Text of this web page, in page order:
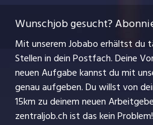
Freelance Jobs
Praktika
Lehrstellen
Ferienjobs
Nutzungsbedingungen
Impressum
jobbasel.ch
jobbern.ch
jobmittelland.ch
Wunschjob gesucht?
Mit unserem Jobabo erhältst du
Stellen in dein Postfach. Deine
neuen Aufgabe kannst du mit
genau aufgeben. Du willst von
15km zu deinem neuen
zentraljob.ch ist das kein Problem!